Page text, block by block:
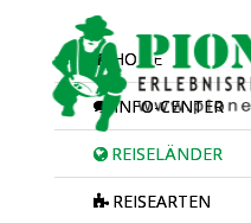
HOME
INFO-CENTER
REISELÄNDER
REISEARTEN